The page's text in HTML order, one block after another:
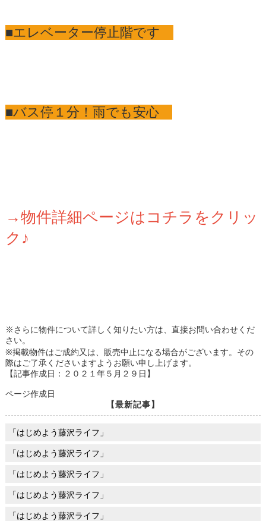
■エレベーター停止階です
■バス停１分！雨でも安心
→物件詳細ページはコチラをクリッ
ク♪
※さらに物件について詳しく知りたい方は、直接お問い合わせくだ
さい。
※掲載物件はご成約又は、販売中止になる場合がございます。その
際はご了承くださいますようお願い申し上げます。
【記事作成日：２０２１年５月２９日】
ページ作成日
【最新記事】
「はじめよう藤沢ライフ」
「はじめよう藤沢ライフ」
「はじめよう藤沢ライフ」
「はじめよう藤沢ライフ」
「はじめよう藤沢ライフ」